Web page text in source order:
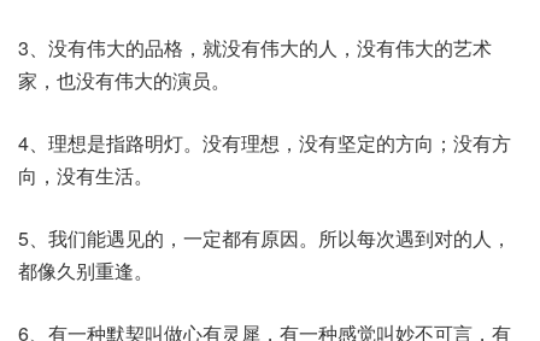
3、没有伟大的品格，就没有伟大的人，没有伟大的艺术
家，也没有伟大的演员。
4、理想是指路明灯。没有理想，没有坚定的方向；没有方
向，没有生活。
5、我们能遇见的，一定都有原因。所以每次遇到对的人，
都像久别重逢。
6、有一种默契叫做心有灵犀，有一种感觉叫妙不可言，有